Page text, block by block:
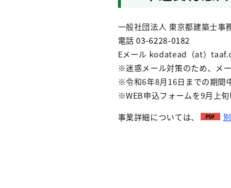
一般社団法人 東京都建築士事
電話03-6228-0182
Eメール kodatead（at）
※迷惑メール対策のため、メ
※令和6年8月16日までの期間
※WEB申込フォームを9月上旬
事業詳細については、